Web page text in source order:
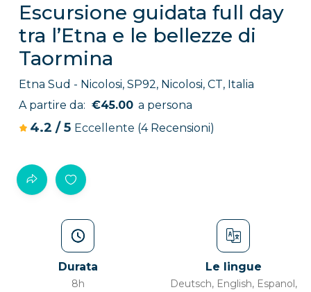
Escursione guidata full day
tra l’Etna e le bellezze di
Taormina
Etna Sud - Nicolosi, SP92, Nicolosi, CT, Italia
A partire da: €45.00 a persona
4.2 /5 Eccellente (4 Recensioni)
Durata
8h
Le lingue
Deutsch, English, Espanol,